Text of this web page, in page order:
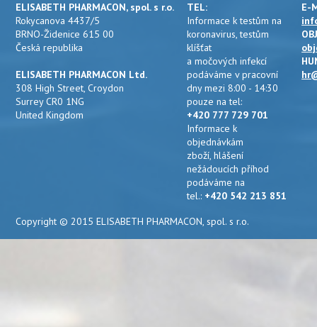
ELISABETH PHARMACON, spol. s r.o.
Rokycanova 4437/5
BRNO-Židenice 615 00
Česká republika
ELISABETH PHARMACON Ltd.
308 High Street, Croydon
Surrey CR0 1NG
United Kingdom
TEL:
Informace k testům na
koronavirus, testům
klíšťat
a močových infekcí
podáváme v pracovní
dny mezi 8:00 - 14:30
pouze na tel:
+420 777 729 701
Informace k
objednávkám
zboží, hlášení
nežádoucích příhod
podáváme na
tel.: +420 542 213 851
E-
Copyright © 2015 ELISABETH PHARMACON, spol. s r.o.